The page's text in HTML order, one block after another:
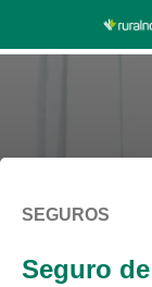
SEGUROS
Seguro